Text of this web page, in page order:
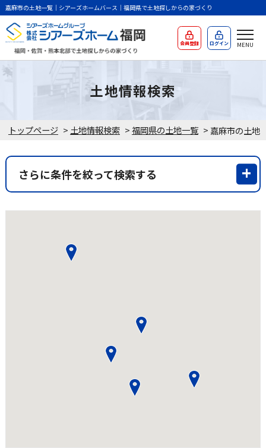
嘉麻市の土地一覧｜シアーズホームバース｜福岡県で土地探しからの家づくり
会員登録 ログイン
トップページ > 土地情報検索 >福岡県の土地一覧 > 嘉麻市の土地
土地情報検索
さらに条件を絞って検索する